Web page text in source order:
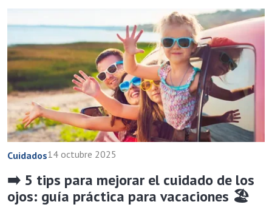
Cuidados14 octubre 2025
➡️ 5 tips para mejorar el cuidado de los
ojos: guía práctica para vacaciones 🏖️